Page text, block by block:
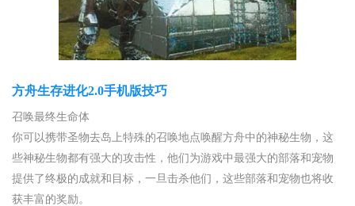
方舟生存进化2.0手机版技巧
召唤最终生命体
你可以携带圣物去岛上特殊的召唤地点唤醒方舟中的神秘生物，这
些神秘生物都有强大的攻击性，他们为游戏中最强大的部落和宠物
提供了终极的成就和目标，一旦击杀他们，这些部落和宠物也将收
获丰富的奖励。